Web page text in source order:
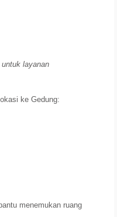
layanan
ke Gedung:
menemukan ruang